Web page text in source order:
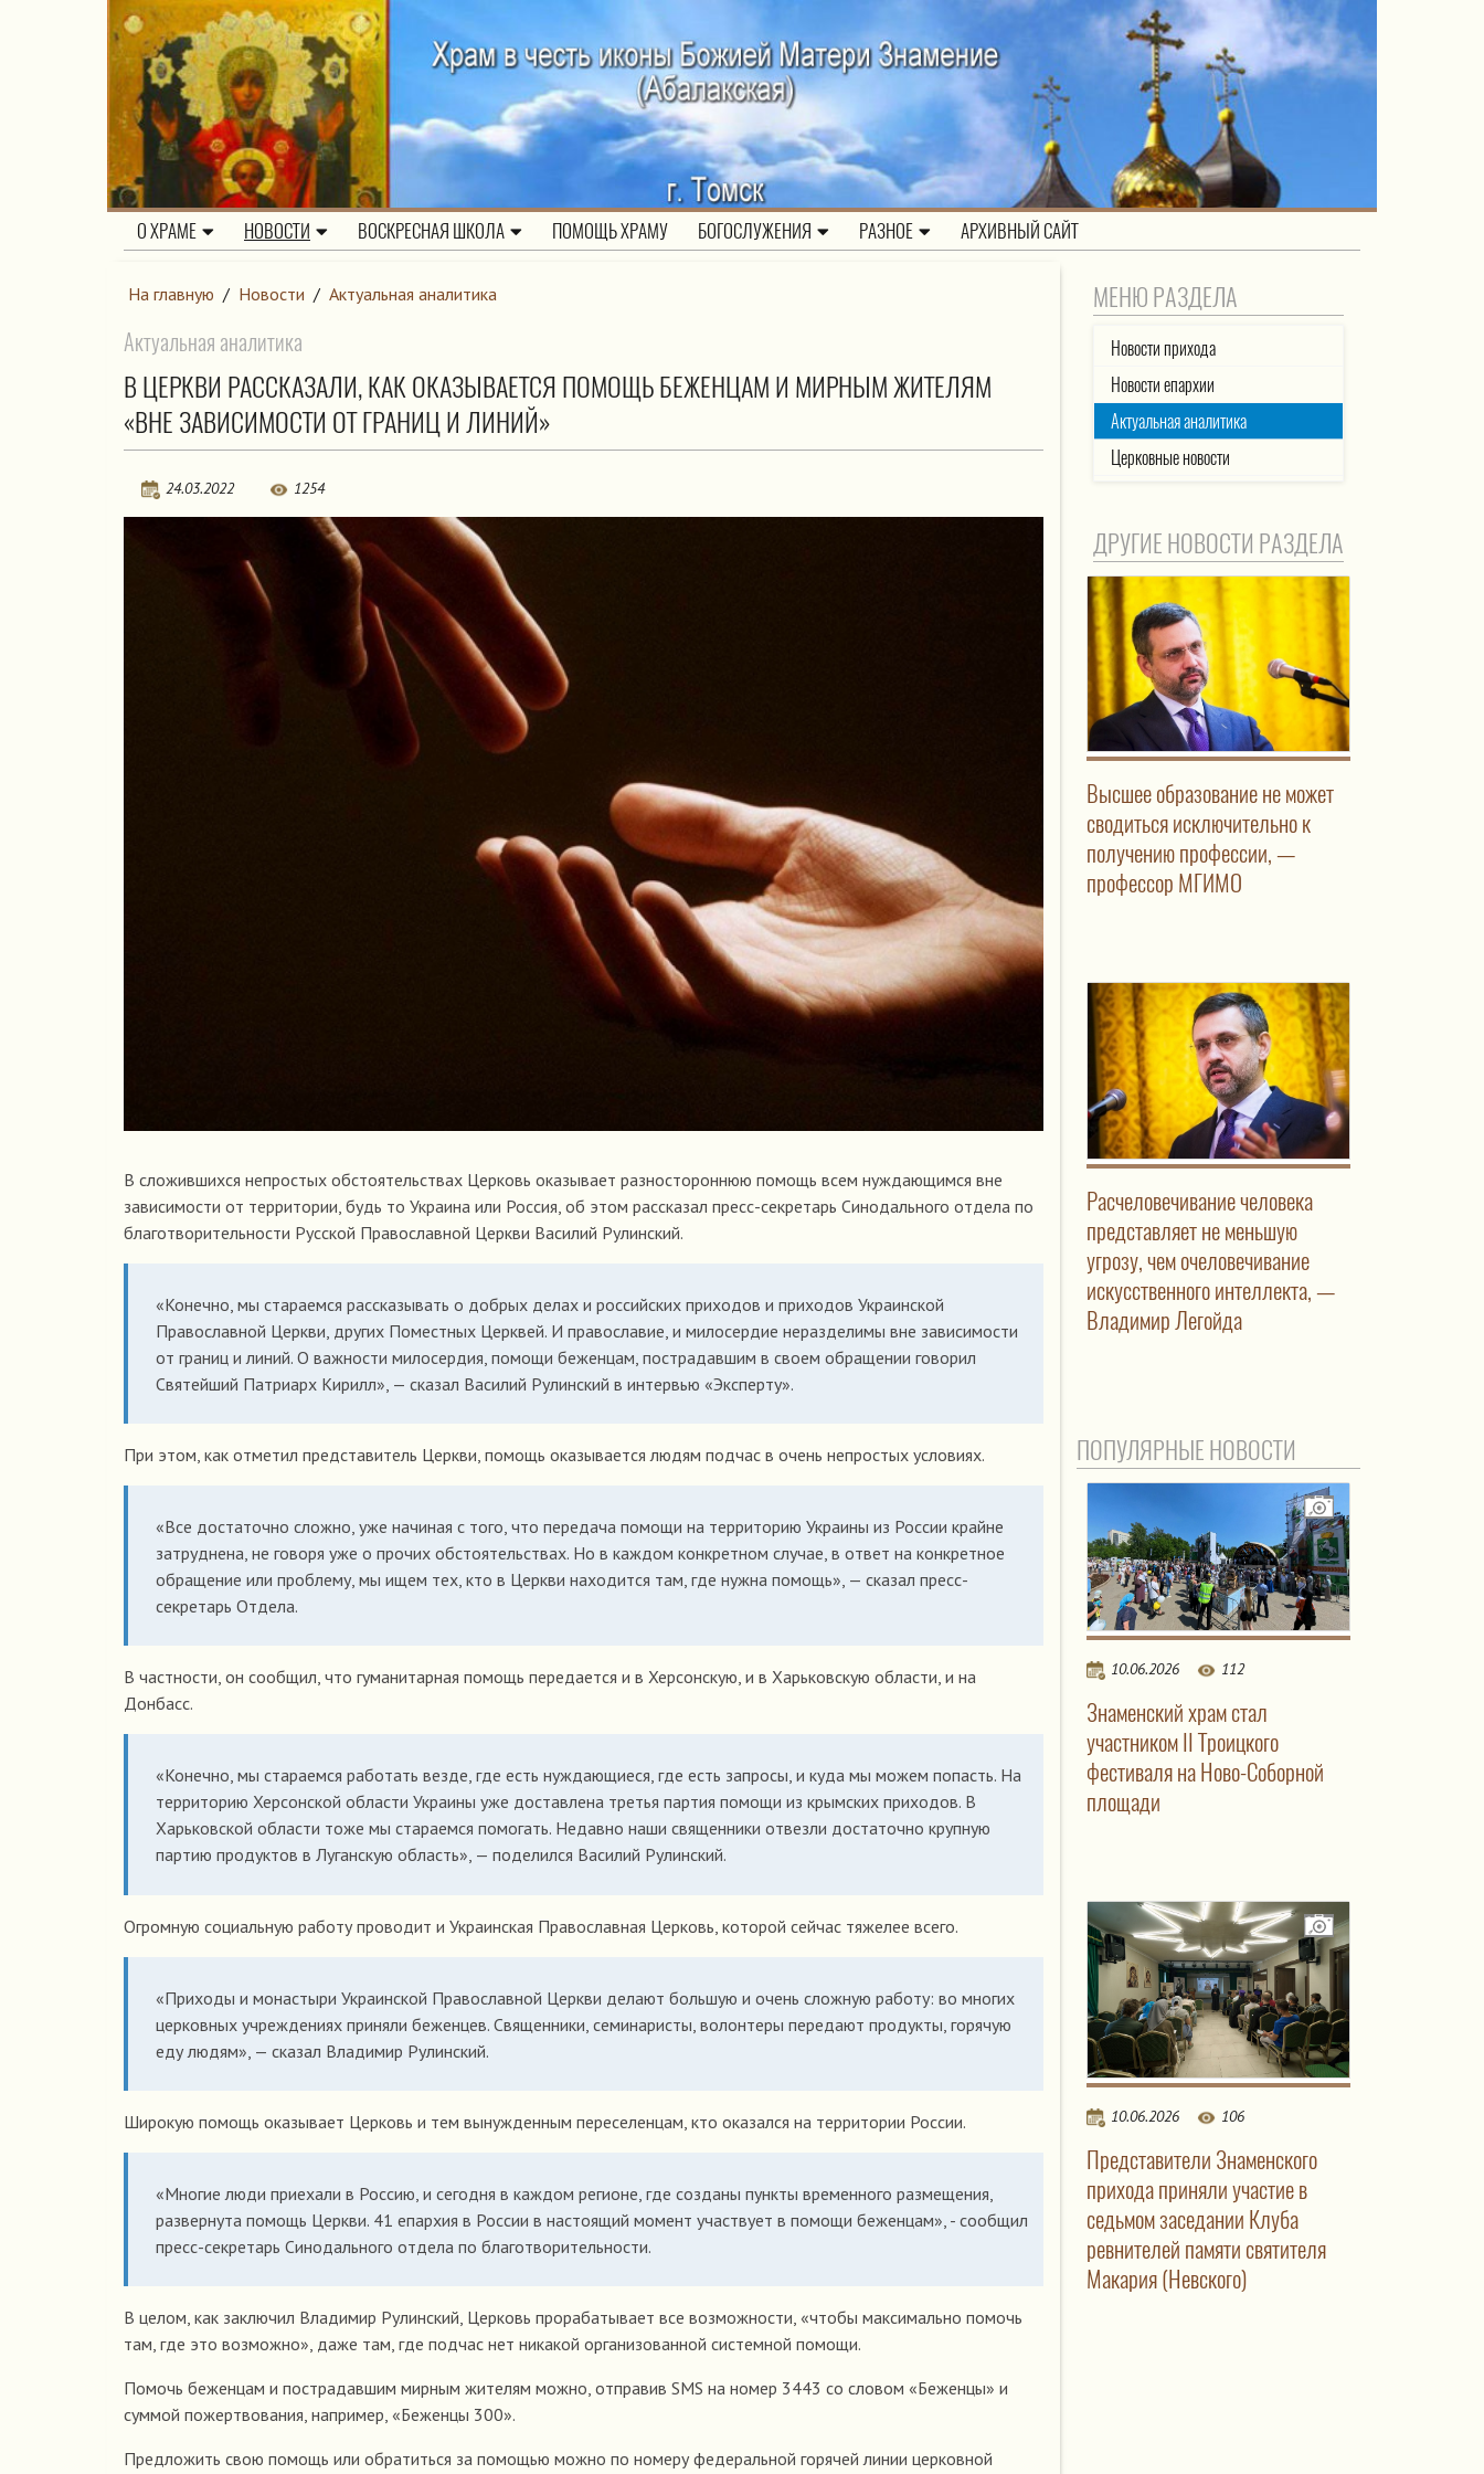
О ХРАМЕ НОВОСТИ ВОСКРЕСНАЯ ШКОЛА ПОМОЩЬ ХРАМУ БОГОСЛУЖЕНИЯ РАЗНОЕ АРХИВНЫЙ САЙТ
На главную / Новости / Актуальная аналитика
Актуальная аналитика
В ЦЕРКВИ РАССКАЗАЛИ, КАК ОКАЗЫВАЕТСЯ ПОМОЩЬ БЕЖЕНЦАМ И МИРНЫМ ЖИТЕЛЯМ
«ВНЕ ЗАВИСИМОСТИ ОТ ГРАНИЦ И ЛИНИЙ»
24.03.2022 1254
В сложившихся непростых обстоятельствах Церковь оказывает разностороннюю помощь всем нуждающимся вне
зависимости от территории, будь то Украина или Россия, об этом рассказал пресс-секретарь Синодального отдела по
благотворительности Русской Православной Церкви Василий Рулинский.
«Конечно, мы стараемся рассказывать о добрых делах и российских приходов и приходов Украинской
Православной Церкви, других Поместных Церквей. И православие, и милосердие неразделимы вне зависимости
от границ и линий. О важности милосердия, помощи беженцам, пострадавшим в своем обращении говорил
Святейший Патриарх Кирилл», — сказал Василий Рулинский в интервью «Эксперту».
При этом, как отметил представитель Церкви, помощь оказывается людям подчас в очень непростых условиях.
«Все достаточно сложно, уже начиная с того, что передача помощи на территорию Украины из России крайне
затруднена, не говоря уже о прочих обстоятельствах. Но в каждом конкретном случае, в ответ на конкретное
обращение или проблему, мы ищем тех, кто в Церкви находится там, где нужна помощь», — сказал пресс-
секретарь Отдела.
В частности, он сообщил, что гуманитарная помощь передается и в Херсонскую, и в Харьковскую области, и на
Донбасс.
«Конечно, мы стараемся работать везде, где есть нуждающиеся, где есть запросы, и куда мы можем попасть. На
территорию Херсонской области Украины уже доставлена третья партия помощи из крымских приходов. В
Харьковской области тоже мы стараемся помогать. Недавно наши священники отвезли достаточно крупную
партию продуктов в Луганскую область», — поделился Василий Рулинский.
Огромную социальную работу проводит и Украинская Православная Церковь, которой сейчас тяжелее всего.
«Приходы и монастыри Украинской Православной Церкви делают большую и очень сложную работу: во многих
церковных учреждениях приняли беженцев. Священники, семинаристы, волонтеры передают продукты, горячую
еду людям», — сказал Владимир Рулинский.
Широкую помощь оказывает Церковь и тем вынужденным переселенцам, кто оказался на территории России.
«Многие люди приехали в Россию, и сегодня в каждом регионе, где созданы пункты временного размещения,
развернута помощь Церкви. 41 епархия в России в настоящий момент участвует в помощи беженцам», - сообщил
пресс-секретарь Синодального отдела по благотворительности.
В целом, как заключил Владимир Рулинский, Церковь прорабатывает все возможности, «чтобы максимально помочь
там, где это возможно», даже там, где подчас нет никакой организованной системной помощи.
Помочь беженцам и пострадавшим мирным жителям можно, отправив SMS на номер 3443 со словом «Беженцы» и
суммой пожертвования, например, «Беженцы 300».
Предложить свою помощь или обратиться за помощью можно по номеру федеральной горячей линии церковной
МЕНЮ РАЗДЕЛА
Новости прихода
Новости епархии
Актуальная аналитика
Церковные новости
ДРУГИЕ НОВОСТИ РАЗДЕЛА
Высшее образование не может
сводиться исключительно к
получению профессии, —
профессор МГИМО
Расчеловечивание человека
представляет не меньшую
угрозу, чем очеловечивание
искусственного интеллекта, —
Владимир Легойда
ПОПУЛЯРНЫЕ НОВОСТИ
10.06.2026 112
Знаменский храм стал
участником II Троицкого
фестиваля на Ново-Соборной
площади
10.06.2026 106
Представители Знаменского
прихода приняли участие в
седьмом заседании Клуба
ревнителей памяти святителя
Макария (Невского)